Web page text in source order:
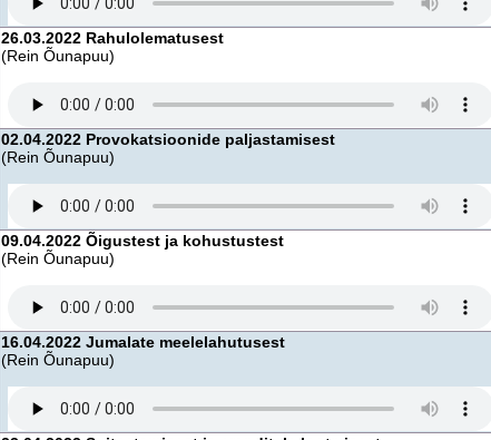
26.03.2022 Rahulolematusest
(Rein Õunapuu)
02.04.2022 Provokatsioonide paljastamisest
(Rein Õunapuu)
09.04.2022 Õigustest ja kohustustest
(Rein Õunapuu)
16.04.2022 Jumalate meelelahutusest
(Rein Õunapuu)